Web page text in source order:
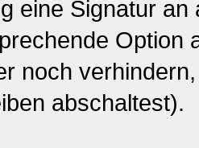
eine Signatur
Option
noch
abschaltest).